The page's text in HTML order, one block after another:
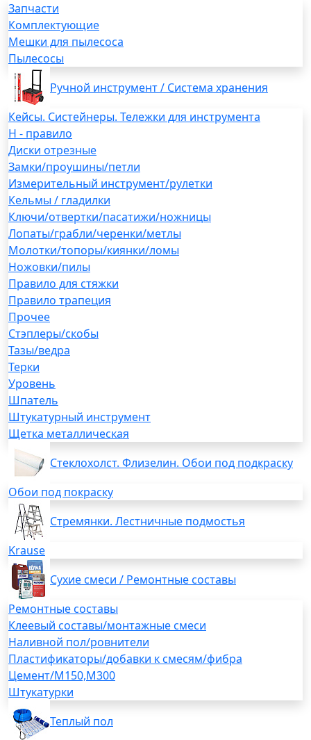
Запчасти
Комплектующие
Мешки для пылесоса
Пылесосы
Ручной инструмент / Система хранения
Кейсы. Систейнеры. Тележки для инструмента
H - правило
Диски отрезные
Замки/проушины/петли
Измерительный инструмент/рулетки
Кельмы / гладилки
Ключи/отвертки/пасатижи/ножницы
Лопаты/грабли/черенки/метлы
Молотки/топоры/киянки/ломы
Ножовки/пилы
Правило для стяжки
Правило трапеция
Прочее
Стэплеры/скобы
Тазы/ведра
Терки
Уровень
Шпатель
Штукатурный инструмент
Щетка металлическая
Стеклохолст. Флизелин. Обои под подкраску
Обои под покраску
Стремянки. Лестничные подмостья
Krause
Сухие смеси / Ремонтные составы
Ремонтные составы
Клеевый составы/монтажные смеси
Наливной пол/ровнители
Пластификаторы/добавки к смесям/фибра
Цемент/М150,М300
Штукатурки
Теплый пол